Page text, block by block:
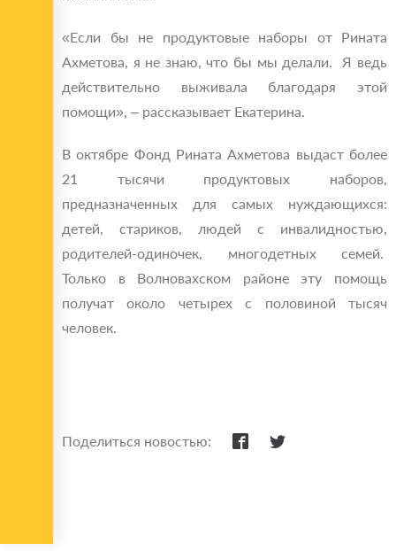
«Если бы не продуктовые наборы от Рината
Ахметова, я не знаю, что бы мы делали. Я ведь
действительно выживала благодаря этой
помощи», – рассказывает Екатерина.
В октябре Фонд Рината Ахметова выдаст более
21 тысячи продуктовых наборов,
предназначенных для самых нуждающихся:
детей, стариков, людей с инвалидностью,
родителей-одиночек, многодетных семей.
Только в Волновахском районе эту помощь
получат около четырех с половиной тысяч
человек.
Поделиться новостью: